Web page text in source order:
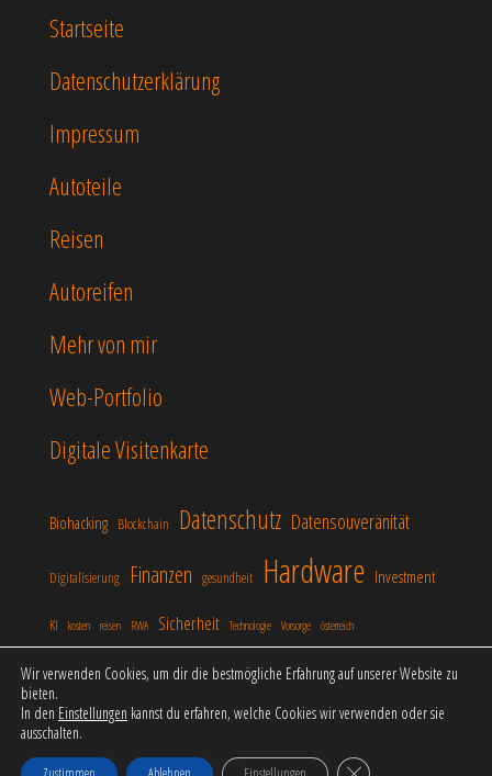
Startseite
Datenschutzerklärung
Impressum
Autoteile
Reisen
Autoreifen
Mehr von mir
Web-Portfolio
Digitale Visitenkarte
Biohacking Blockchain Datenschutz Datensouveränität
Digitalisierung Finanzen gesundheit Hardware Investment
KI kosten reisen RWA Sicherheit Technologie Vorsorge österreich
Stolz präsentiert vonWordPress|Theme:Popularis
Business
Wir verwenden Cookies, um dir die bestmögliche Erfahrung auf unserer Website zu
bieten.
In den Einstellungen kannst du erfahren, welche Cookies wir verwenden oder sie
ausschalten.
GDPR Cookie-Banner